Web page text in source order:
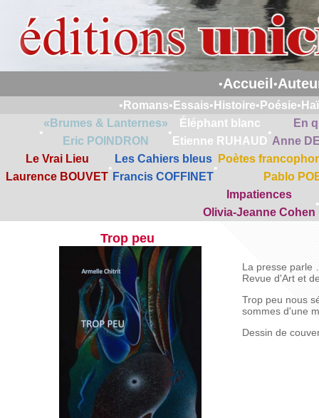
•Accueil •
• Romans• Essais• Histoire• Poésie•
•
«Brumes & Lanternes»
Eric POINDRON
•
Éléphant blanc
Etienne RUHAUD
•
En
Anne
Le Vrai Lieu
Laurence BOUVET
•
Les Cahiers bleus
Francis COFFINET
•
Poètes
Pablo
Impatiences
Olivia-Jeanne Cohen
•
Trop peu
La presse parle
Revue d'Art et
Trop peu nous
sommes d'une
Dessin de